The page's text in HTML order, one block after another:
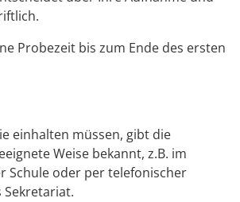
Probezeit bis zum Ende des ersten
einhalten müssen, gibt die
Weise bekannt, z.B. im
Schule oder per telefonischer